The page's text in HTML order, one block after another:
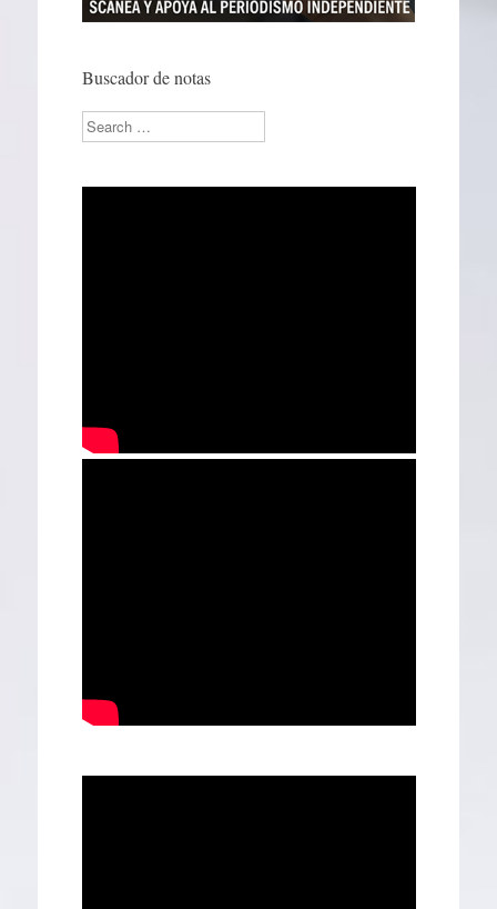
Buscador de notas
Search